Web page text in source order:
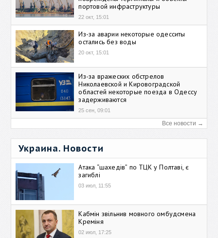
портовой инфраструктуры
22 окт, 15:01
Из-за аварии некоторые одесситы
остались без воды
20 окт, 15:01
Из-за вражеских обстрелов
Николаевской и Кировоградской
областей некоторые поезда в Одессу
задерживаются
25 сен, 09:01
Все новости →
Украина. Новости
Атака “шахедів” по ТЦК у Полтаві, є
загиблі
03 июл, 11:55
Кабмін звільнив мовного омбудсмена
Креміня
02 июл, 17:25